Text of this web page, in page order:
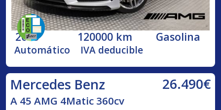
2013 120000 km Gasolina
Automático IVA deducible
Mercedes Benz 26.490€
A 45 AMG 4Matic 360cv